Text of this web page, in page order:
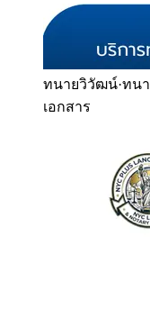
ทนายวิวัฒน์·ทน
เอกสาร